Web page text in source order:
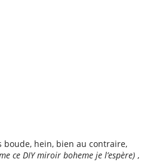
boude, hein, bien au contraire,
ce DIY miroir boheme je l’espère) ,